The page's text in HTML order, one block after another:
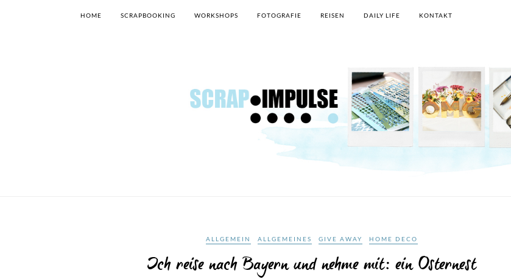
HOME SCRAPBOOKING WORKSHOPS FOTOGRAFIE REISEN DAILY LIFE KONTAKT
ALLGEMEIN ALLGEMEINES GIVE AWAY HOME DECO
Ich reise nach Bayern und nehme mit: ein Osternest